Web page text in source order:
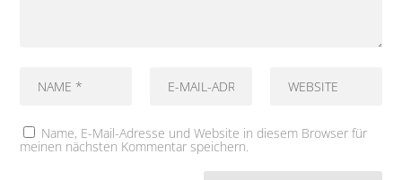
Name, E-Mail-Adresse und Website in diesem Browser für
meinen nächsten Kommentar speichern.